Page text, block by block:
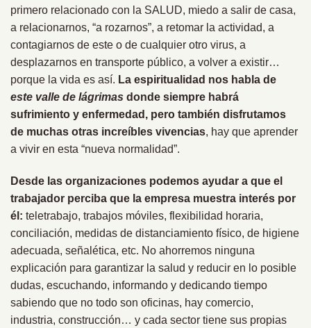
primero relacionado con la SALUD, miedo a salir de casa,
a relacionarnos, “a rozarnos”, a retomar la actividad, a
contagiarnos de este o de cualquier otro virus, a
desplazarnos en transporte público, a volver a existir…
porque la vida es así. La espiritualidad nos habla de
este valle de lágrimas donde siempre habrá
sufrimiento y enfermedad, pero también disfrutamos
de muchas otras increíbles vivencias, hay que aprender
a vivir en esta “nueva normalidad”.
Desde las organizaciones podemos ayudar a que el
trabajador perciba que la empresa muestra interés por
él: teletrabajo, trabajos móviles, flexibilidad horaria,
conciliación, medidas de distanciamiento físico, de higiene
adecuada, señalética, etc. No ahorremos ninguna
explicación para garantizar la salud y reducir en lo posible
dudas, escuchando, informando y dedicando tiempo
sabiendo que no todo son oficinas, hay comercio,
industria, construcción… y cada sector tiene sus propias